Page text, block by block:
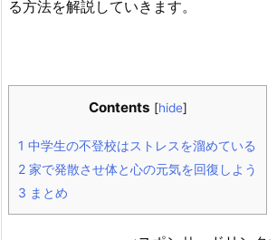
る方法を解説していきます。
Contents [hide]
1 中学生の不登校はストレスを溜めている
2 家で発散させ体と心の元気を回復しよう
3 まとめ